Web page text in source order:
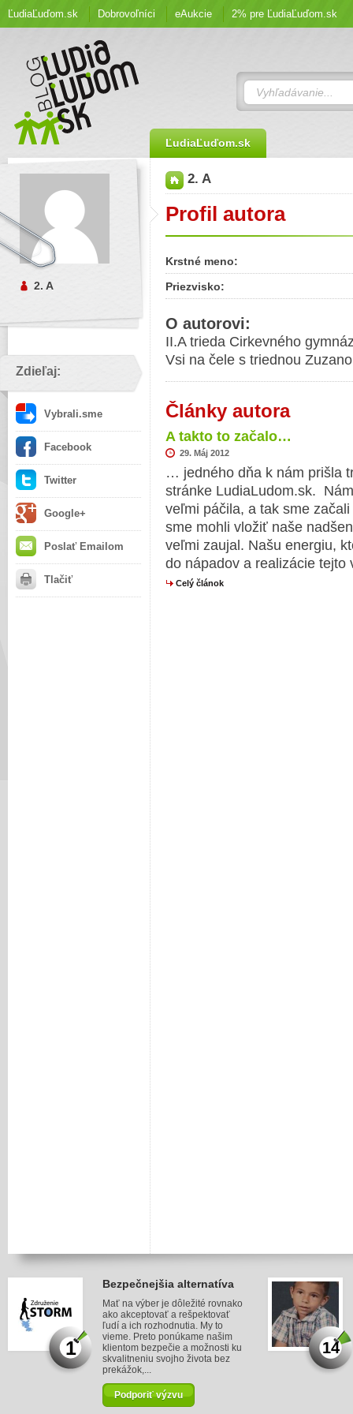
ĽudiaĽuďom.sk Dobrovoľníci eAukcie 2% pre ĽudiaĽuďom.sk
ĽudiaĽuďom.sk
2. A
Zdieľaj:
Vybrali.sme
Facebook
Twitter
Google+
Poslať Emailom
Tlačiť
2. A
Profil autora
Krstné meno:
Priezvisko:
O autorovi:
II.A trieda Cirkevného
Vsi na čele s triednou
Články autora
A takto to začalo…
29. Máj 2012
… jedného dňa k nám prišla
stránke LudiaLudom.sk.
veľmi páčila, a tak sme
sme mohli vložiť naše
veľmi zaujal. Našu energiu,
do nápadov a realizácie
Celý článok
1
Bezpečnejšia alternatíva
Mať na výber je dôležité rovnako
ako akceptovať a rešpektovať
ľudí a ich rozhodnutia. My to
vieme. Preto ponúkame našim
klientom bezpečie a možnosti ku
skvalitneniu svojho života bez
prekážok,...
Podporiť výzvu
14